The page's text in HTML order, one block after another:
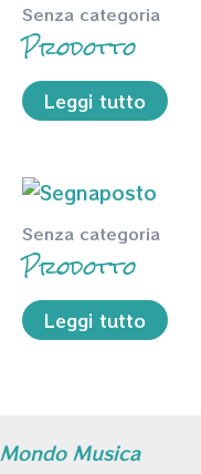
Senza categoria
Prodotto
Leggi tutto
Senza categoria
Prodotto
Leggi tutto
Mondo Musica